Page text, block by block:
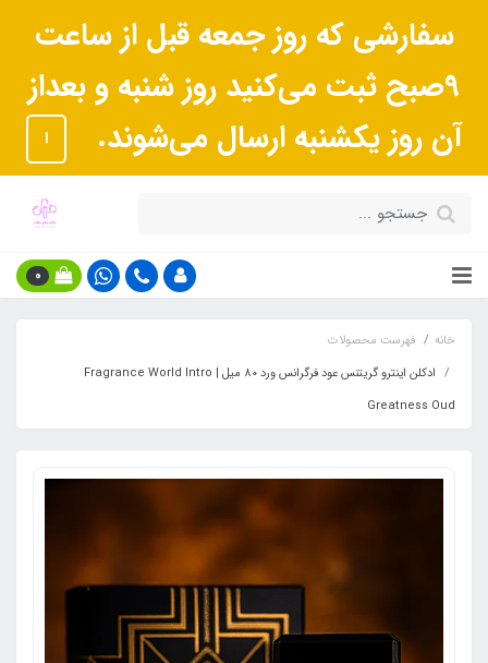
سفارشی که روز جمعه قبل از ساعت
9صبح ثبت می‌کنید روز شنبه و بعداز
آن روز یکشنبه ارسال می‌شوند.
ا
0
خانه
فهرست محصولات
ادکلن اینترو گریتنس عود فرگرانس ورد 80 میل | Fragrance World Intro
Greatness Oud